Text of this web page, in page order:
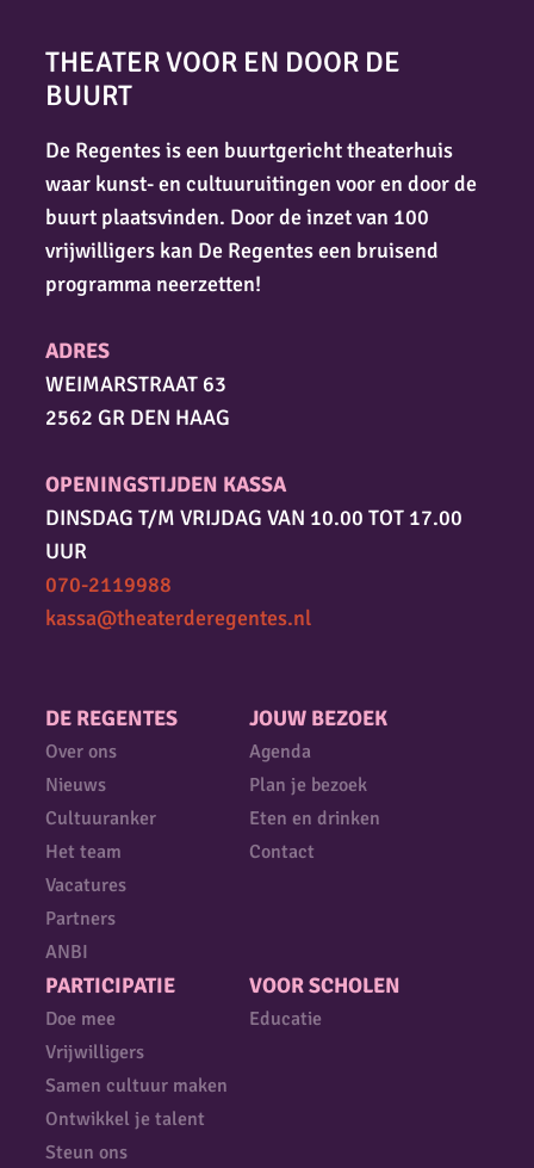
DE REGENTES
Over ons
Nieuws
Cultuuranker
Het team
Vacatures
Partners
ANBI
JOUW BEZOEK
Agenda
Plan je bezoek
Eten en drinken
Contact
PARTICIPATIE
Doe mee
Vrijwilligers
Samen cultuur maken
Ontwikkel je talent
Steun ons
VOOR SCHOLEN
Educatie
THEATER VOOR EN DOOR DE
BUURT
De Regentes is een buurtgericht theaterhuis
waar kunst- en cultuuruitingen voor en door de
buurt plaatsvinden. Door de inzet van 100
vrijwilligers kan De Regentes een bruisend
programma neerzetten!
ADRES
WEIMARSTRAAT 63
2562 GR DEN HAAG
OPENINGSTIJDEN KASSA
DINSDAG T/M VRIJDAG VAN 10.00 TOT 17.00
UUR
070-2119988
kassa@theaterderegentes.nl